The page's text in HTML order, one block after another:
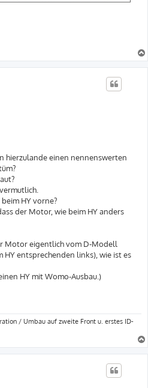
hierzulande einen nennenswerten
HY vorne?
der Motor, wie beim HY anders
Motor eigentlich vom D-Modell
entsprechenden links), wie ist es
HY mit Womo-Ausbau.)
/ Umbau auf zweite Front u. erstes ID-